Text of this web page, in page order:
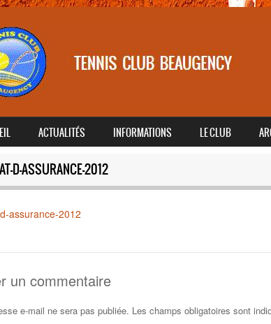
ACTUALITÉS INFORMATIONS LE CLUB
D-ASSURANCE-2012
assurance-2012
un commentaire
e-mail ne sera pas publiée. Les champs obligatoires sont